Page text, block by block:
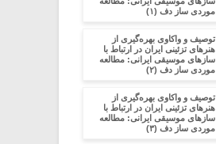
موردی ساز دف (۱)
توصیف و واکاوی بهره‌گیری از
هنرهای تزئینی ایران در ارتباط با
سازهای موسیقی ایرانی: مطالعه
موردی ساز دف (۲)
توصیف و واکاوی بهره‌گیری از
هنرهای تزئینی ایران در ارتباط با
سازهای موسیقی ایرانی: مطالعه
موردی ساز دف (۳)